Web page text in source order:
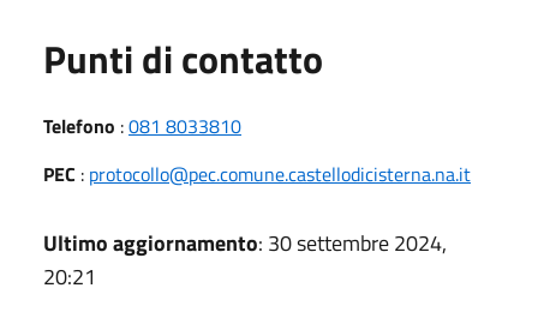
Punti di contatto
Telefono :081 8033810
PEC : protocollo@pec.comune.castellodicisterna.na.it
Ultimo aggiornamento: 30 settembre 2024,
20:21